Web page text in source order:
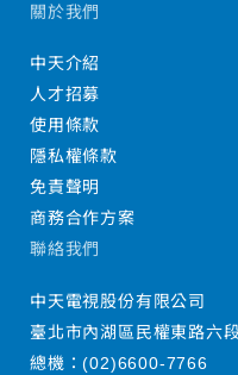
關於我們
中天介紹
人才招募
使用條款
隱私權條款
免責聲明
商務合作方案
聯絡我們
中天電視股份有限公司
臺北市內湖區民權東路六
總機：(02)6600-7766